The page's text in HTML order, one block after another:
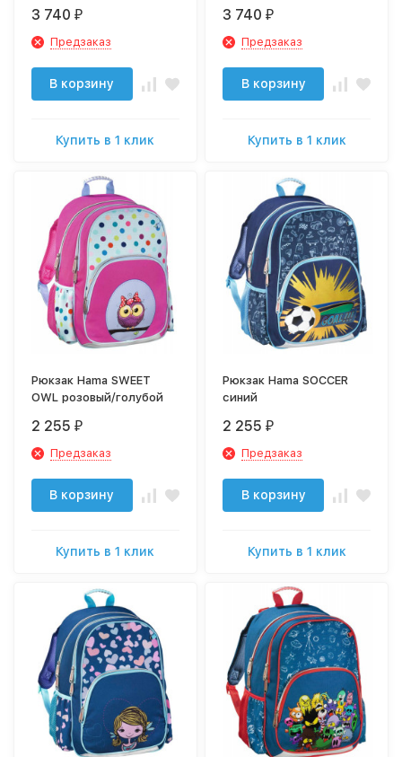
3 740 ₽
Предзаказ
В корзину
Купить в 1 клик
3 740 ₽
Предзаказ
В корзину
Купить в 1 клик
Рюкзак Hama SWEET
OWL розовый/голубой
2 255 ₽
Предзаказ
В корзину
Купить в 1 клик
Рюкзак Hama SOCCER
синий
2 255 ₽
Предзаказ
В корзину
Купить в 1 клик